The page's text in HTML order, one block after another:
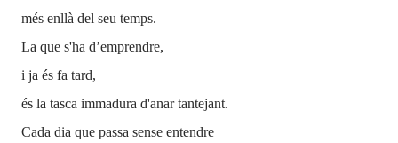
més enllà del seu temps.
La que s'ha d’emprendre,
i ja és fa tard,
és la tasca immadura d'anar tantejant.
Cada dia que passa sense entendre